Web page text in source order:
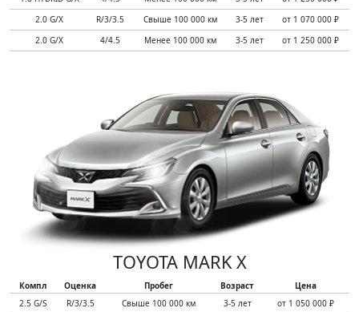
2.0 G/X
R/3/3.5 Свыше 100 000 км 3-5 лет
от 1 070 000 ₽
2.0 G/X
4/4.5 Менее 100 000 км 3-5 лет от 1 250 000 ₽
TOYOTA MARK X
Компл Оценка Пробег Возраст
Цена
2.5 G/S
R/3/3.5 Свыше 100 000 км 3-5 лет
от 1 050 000 ₽